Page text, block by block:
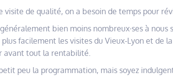
visite de qualité, on a besoin de temps pour
bien moins nombreux∙ses à nous
facilement les visites du Vieux-Lyon et de la
avant tout la rentabilité.
peu la programmation, mais soyez